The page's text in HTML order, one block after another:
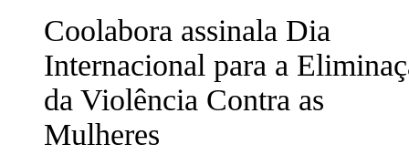
Coolabora assinala Dia
Internacional para a
da Violência Contra as
Mulheres